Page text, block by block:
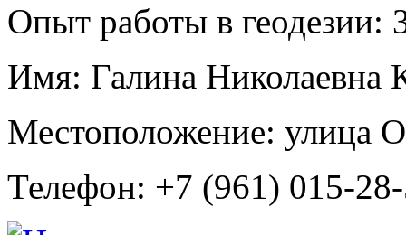
Опыт работы в геодезии:
Имя: Галина Николаевна
Местоположение: улица
Телефон: +7 (961) 015-